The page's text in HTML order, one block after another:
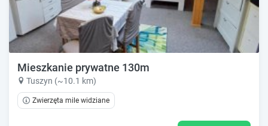
Mieszkanie prywatne 130m
Tuszyn (~10.1 km)
Zwierzęta mile widziane